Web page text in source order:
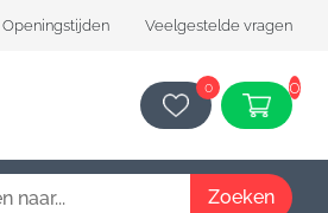
Openingstijden Veelgestelde vragen
0 0